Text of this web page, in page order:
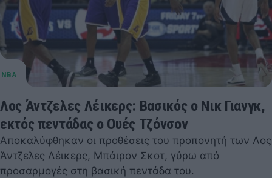
Λος Άντζελες Λέικερς: Βασικός ο Νικ Γιανγκ,
εκτός πεντάδας ο Ουές Τζόνσον
Αποκαλύφθηκαν οι προθέσεις του προπονητή των Λος
Άντζελες Λέικερς, Μπάιρον Σκοτ, γύρω από
προσαρμογές στη βασική πεντάδα του.